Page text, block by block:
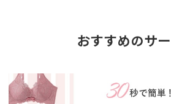
おすすめのサ